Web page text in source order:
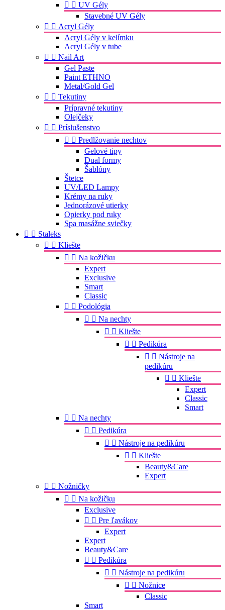
  UV Gély
Stavebné UV Gély
  Acryl Gély
Acryl Gély v kelímku
Acryl Gély v tube
  Nail Art
Gel Paste
Paint ETHNO
Metal/Gold Gel
  Tekutiny
Prípravné tekutiny
Olejčeky
  Príslušenstvo
  Predlžovanie nechtov
Gelové tipy
Dual formy
Šablóny
Štetce
UV/LED Lampy
Krémy na ruky
Jednorázové utierky
Opierky pod ruky
Spa masážne sviečky
  Staleks
  Kliešte
  Na kožičku
Expert
Exclusive
Smart
Classic
  Podológia
  Na nechty
  Kliešte
  Pedikúra
  Nástroje na
pedikúru
  Kliešte
Expert
Classic
Smart
  Na nechty
  Pedikúra
  Nástroje na pedikúru
  Kliešte
Beauty&Care
Expert
  Nožničky
  Na kožičku
Exclusive
  Pre ľavákov
Expert
Expert
Beauty&Care
  Pedikúra
  Nástroje na pedikúru
  Nožnice
Classic
Smart